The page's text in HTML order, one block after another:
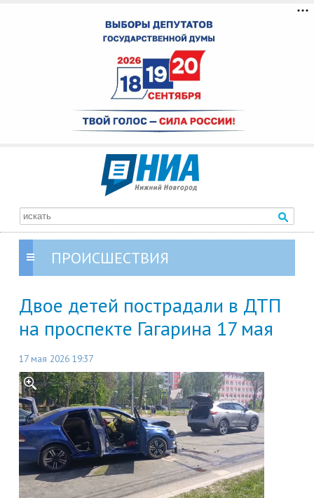
ПРОИСШЕСТВИЯ
Двое детей пострадали в ДТП
на проспекте Гагарина 17 мая
17 мая 2026 19:37